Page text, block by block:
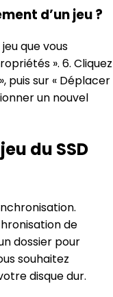
d’un jeu ?
que vous
». 6. Cliquez
puis sur « Déplacer
un nouvel
du SSD
de
dossier pour
souhaitez
disque dur.